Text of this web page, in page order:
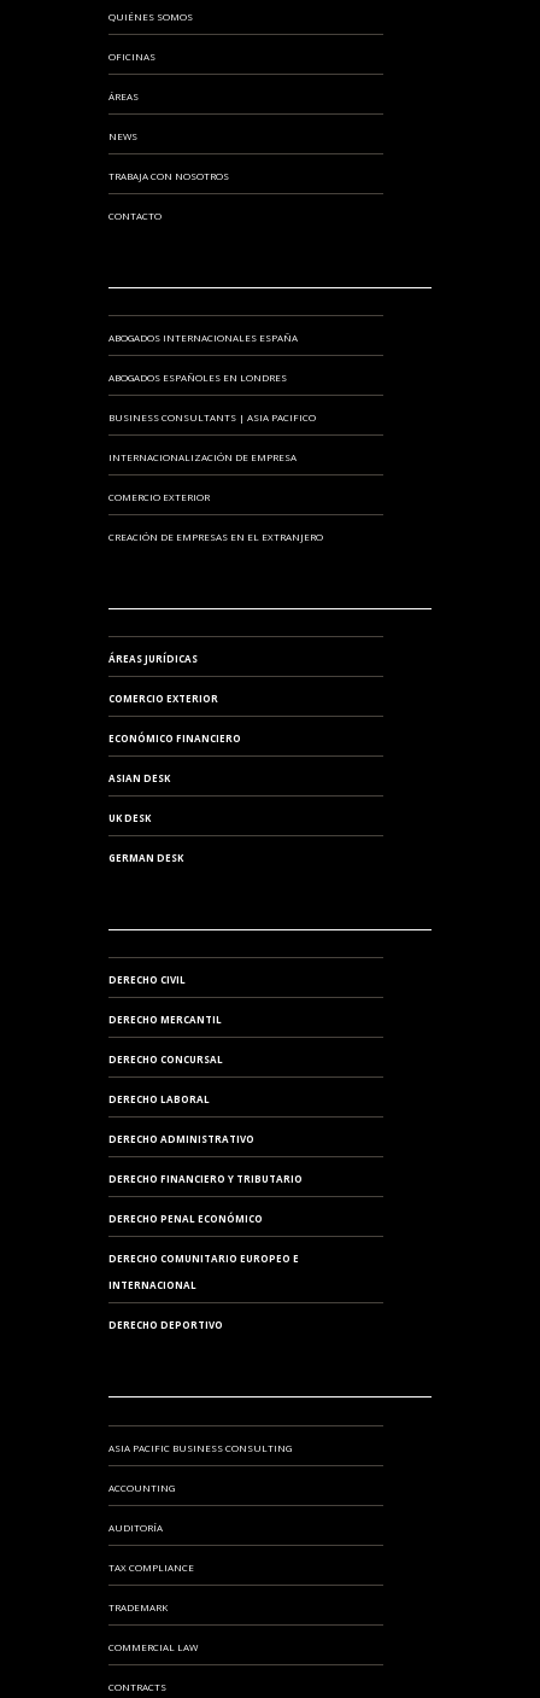
QUIÉNES SOMOS
OFICINAS
ÁREAS
NEWS
TRABAJA CON NOSOTROS
CONTACTO
ABOGADOS INTERNACIONALES ESPAÑA
ABOGADOS ESPAÑOLES EN LONDRES
BUSINESS CONSULTANTS | ASIA PACIFICO
INTERNACIONALIZACIÓN DE EMPRESA
COMERCIO EXTERIOR
CREACIÓN DE EMPRESAS EN EL EXTRANJERO
ÁREAS JURÍDICAS
COMERCIO EXTERIOR
ECONÓMICO FINANCIERO
ASIAN DESK
UK DESK
GERMAN DESK
DERECHO CIVIL
DERECHO MERCANTIL
DERECHO CONCURSAL
DERECHO LABORAL
DERECHO ADMINISTRATIVO
DERECHO FINANCIERO Y TRIBUTARIO
DERECHO PENAL ECONÓMICO
DERECHO COMUNITARIO EUROPEO E
INTERNACIONAL
DERECHO DEPORTIVO
ASIA PACIFIC BUSINESS CONSULTING
ACCOUNTING
AUDITORÍA
TAX COMPLIANCE
TRADEMARK
COMMERCIAL LAW
CONTRACTS